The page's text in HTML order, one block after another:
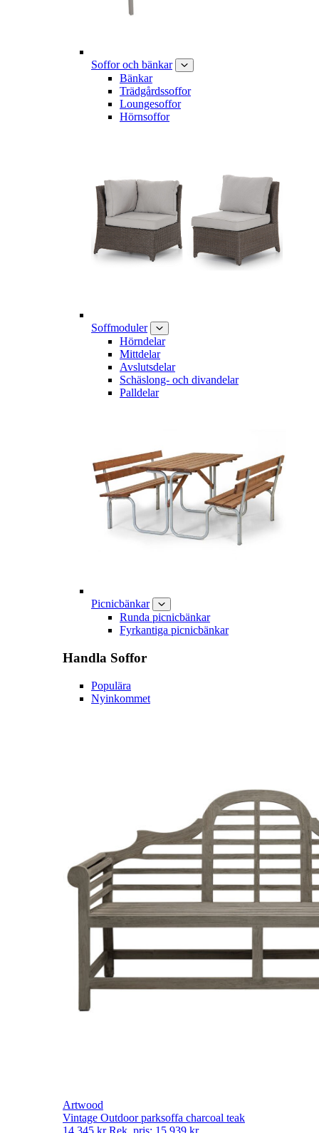
Soffor och bänkar
Bänkar
Trädgårdssoffor
Loungesoffor
Hörnsoffor
Soffmoduler
Hörndelar
Mittdelar
Avslutsdelar
Schäslong- och divandelar
Palldelar
Picnicbänkar
Runda picnicbänkar
Fyrkantiga picnicbänkar
Handla Soffor
Populära
Nyinkommet
Artwood
Vintage Outdoor parksoffa charcoal teak
14 345 kr Rek. pris: 15 939 kr